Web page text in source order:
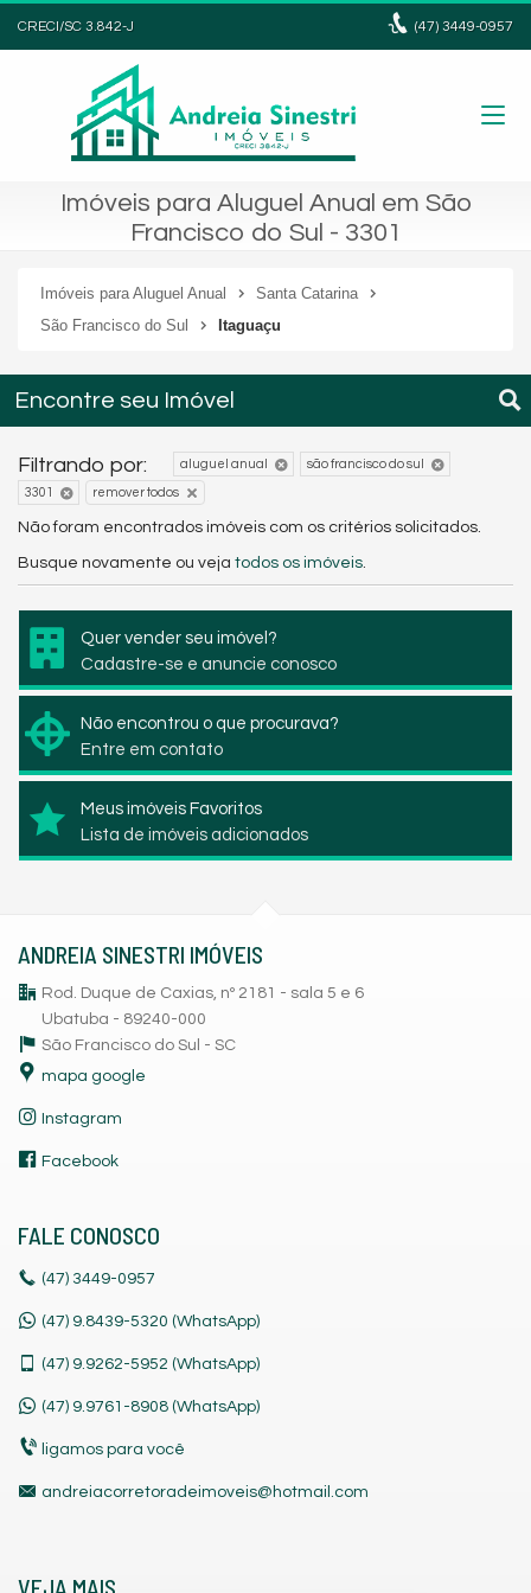
CRECI/SC 3.842-J (47)3449-0957
Imóveis para Aluguel Anual em São
Francisco do Sul - 3301
Imóveis para Aluguel Anual
Santa Catarina
São Francisco do Sul
Itaguaçu
Encontre seu Imóvel
Filtrando por: aluguel anual são francisco do sul
3301 remover todos
Não foram encontrados imóveis com os critérios solicitados.
Busque novamente ou veja todos os imóveis.
Quer vender seu imóvel?
Cadastre-se e anuncie conosco
Não encontrou o que procurava?
Entre em contato
Meus imóveis Favoritos
Lista de imóveis adicionados
ANDREIA SINESTRI IMÓVEIS
Rod. Duque de Caxias, nº 2181 - sala 5 e 6
Ubatuba - 89240-000
São Francisco do Sul - SC
mapa google
Instagram
Facebook
FALE CONOSCO
(47) 3449-0957
(47) 9.8439-5320 (WhatsApp)
(47) 9.9262-5952 (WhatsApp)
(47) 9.9761-8908 (WhatsApp)
ligamos para você
andreiacorretoradeimoveis@hotmail.com
VEJA MAIS